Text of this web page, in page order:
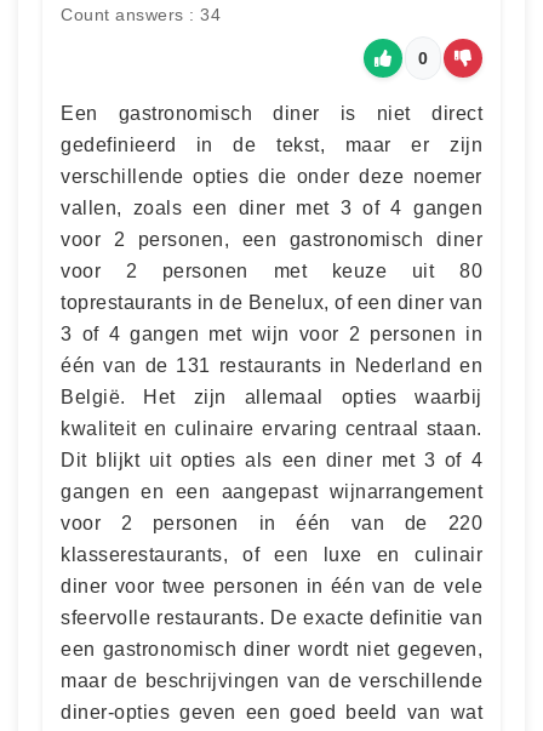
Count answers : 34
0
Een gastronomisch diner is niet direct
gedefinieerd in de tekst, maar er zijn
verschillende opties die onder deze noemer
vallen, zoals een diner met 3 of 4 gangen
voor 2 personen, een gastronomisch diner
voor 2 personen met keuze uit 80
toprestaurants in de Benelux, of een diner van
3 of 4 gangen met wijn voor 2 personen in
één van de 131 restaurants in Nederland en
België. Het zijn allemaal opties waarbij
kwaliteit en culinaire ervaring centraal staan.
Dit blijkt uit opties als een diner met 3 of 4
gangen en een aangepast wijnarrangement
voor 2 personen in één van de 220
klasserestaurants, of een luxe en culinair
diner voor twee personen in één van de vele
sfeervolle restaurants. De exacte definitie van
een gastronomisch diner wordt niet gegeven,
maar de beschrijvingen van de verschillende
diner-opties geven een goed beeld van wat